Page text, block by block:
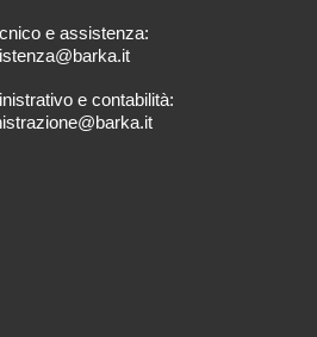
e assistenza:
e contabilità: